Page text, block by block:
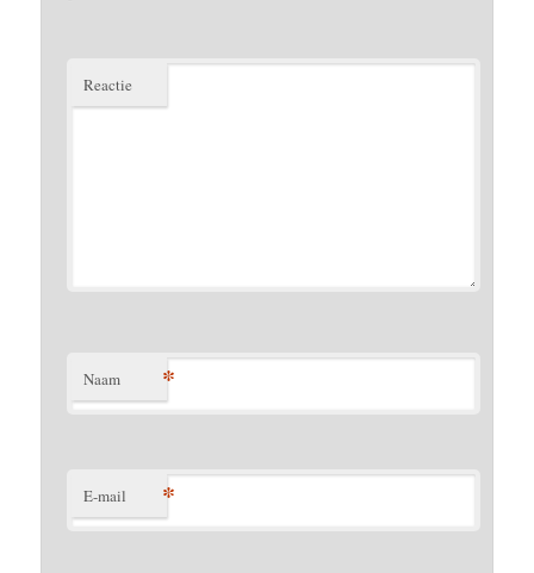
Reactie
Naam *
E-mail *